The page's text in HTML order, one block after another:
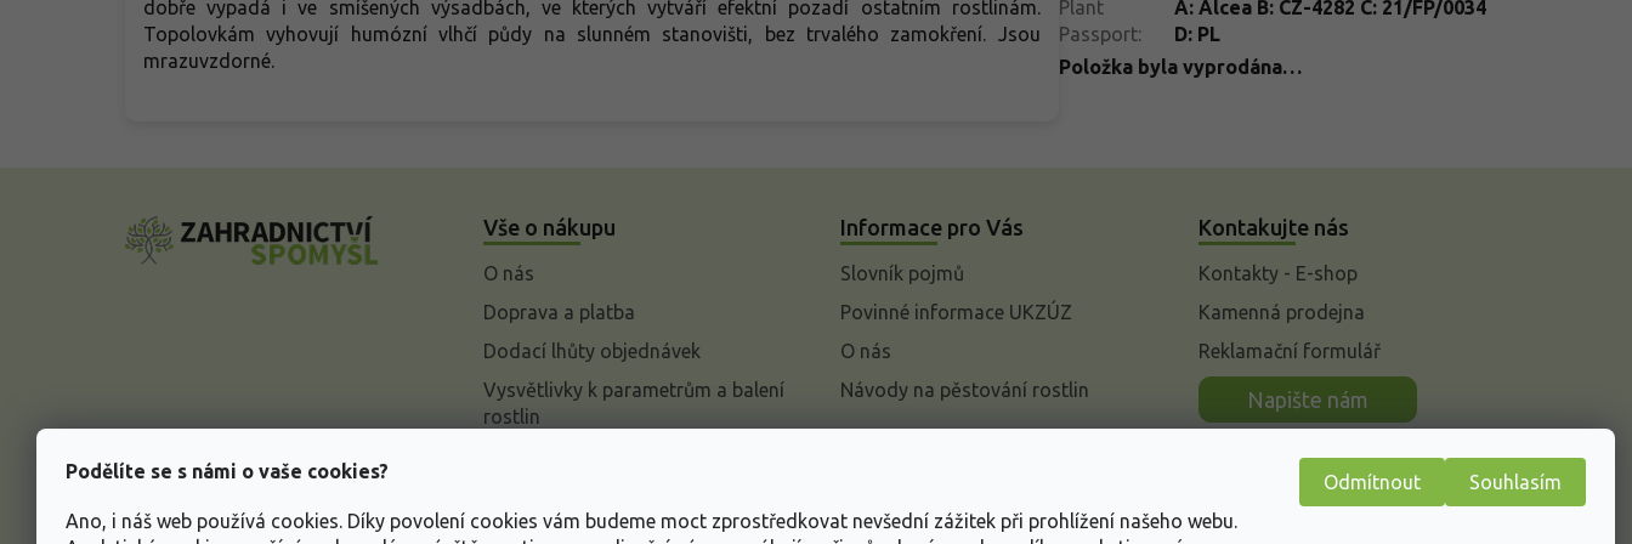
Podělíte se s námi o vaše cookies?
Ano, i náš web používá cookies. Díky povolení cookies vám budeme moct zprostředkovat nevšední zážitek při prohlížení našeho webu.
Odmítnout Souhlasím
dobře vypadá i ve smíšených výsadbách, ve kterých vytváří efektní pozadí ostatním rostlinám.
Topolovkám vyhovují humózní vlhčí půdy na slunném stanovišti, bez trvalého zamokření. Jsou
mrazuvzdorné.
Plant
Passport:
A: Alcea B: CZ-4282 C: 21/FP/0034
D: PL
Položka byla vyprodána…
Vše o nákupu
O nás
Doprava a platba
Dodací lhůty objednávek
Vysvětlivky k parametrům a balení
rostlin
Informace o ochraně osobních
Informace pro Vás
Slovník pojmů
Povinné informace UKZÚZ
O nás
Návody na pěstování rostlin
Kontakujte nás
Kontakty - E-shop
Kamenná prodejna
Reklamační formulář
Napište nám